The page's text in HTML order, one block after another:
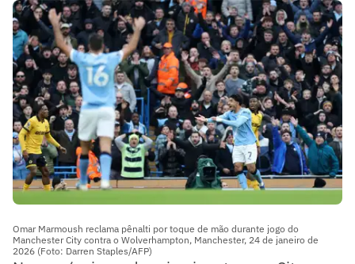
Omar Marmoush reclama pênalti por toque de mão durante jogo do
Manchester City contra o Wolverhampton, Manchester, 24 de janeiro de
2026 (Foto: Darren Staples/AFP)